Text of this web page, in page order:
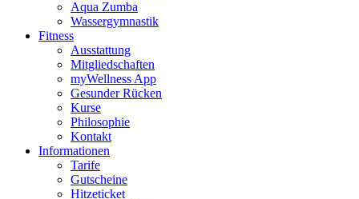
Aqua Zumba
Wassergymnastik
Fitness
Ausstattung
Mitgliedschaften
myWellness App
Gesunder Rücken
Kurse
Philosophie
Kontakt
Informationen
Tarife
Gutscheine
Hitzeticket